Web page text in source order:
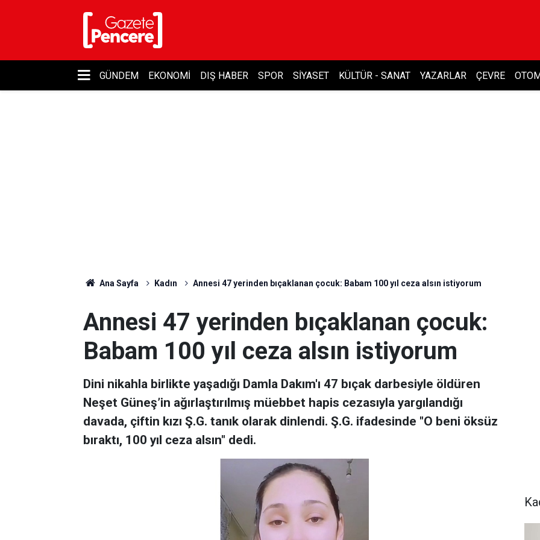
GÜNDEM EKONOMI DIŞ HABER SPOR SIYASET KÜLTÜR - SANAT YAZARLAR ÇEVRE
Ana Sayfa Kadın Annesi 47 yerinden bıçaklanan çocuk: Babam 100 yıl ceza alsın istiyorum
Annesi 47 yerinden bıçaklanan çocuk:
Babam 100 yıl ceza alsın istiyorum
Dini nikahla birlikte yaşadığı Damla Dakım'ı 47 bıçak darbesiyle öldüren
Neşet Güneş’in ağırlaştırılmış müebbet hapis cezasıyla yargılandığı
davada, çiftin kızı Ş.G. tanık olarak dinlendi. Ş.G. ifadesinde "O beni öksüz
bıraktı, 100 yıl ceza alsın" dedi.